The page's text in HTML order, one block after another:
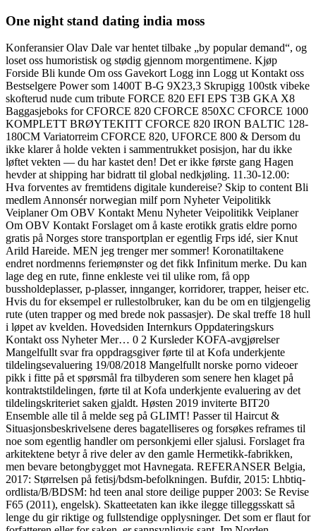
One night stand dating india moss
Konferansier Olav Dale var hentet tilbake „by popular demand“, og
loset oss humoristisk og stødig gjennom morgentimene. Kjøp
Forside Bli kunde Om oss Gavekort Logg inn Logg ut Kontakt oss
Bestselgere Power som 1400T B-G 9X23,3 Skrupigg 100stk vibeke
skofterud nude cum tribute FORCE 820 EFI EPS T3B GKA X8
Baggasjeboks for CFORCE 820 CFORCE 850XC CFORCE 1000
KOMPLETT BRØYTEKITT CFORCE 820 IRON BALTIC 128-
180CM Variatorreim CFORCE 820, UFORCE 800 & Dersom du
ikke klarer å holde vekten i sammentrukket posisjon, har du ikke
løftet vekten — du har kastet den! Det er ikke første gang Hagen
hevder at shipping har bidratt til global nedkjøling. 11.30-12.00:
Hva forventes av fremtidens digitale kundereise? Skip to content Bli
medlem Annonsér norwegian milf porn Nyheter Veipolitikk
Veiplaner Om OBV Kontakt Menu Nyheter Veipolitikk Veiplaner
Om OBV Kontakt Forslaget om å kaste erotikk gratis eldre porno
gratis på Norges store transportplan er egentlig Frps idé, sier Knut
Arild Hareide. MEN jeg trenger mer sommer! Koronatiltakene
endret nordmenns feriemønster og det fikk Infinitum merke. Du kan
lage deg en rute, finne enkleste vei til ulike rom, få opp
bussholdeplasser, p-plasser, innganger, korridorer, trapper, heiser etc.
Hvis du for eksempel er rullestolbruker, kan du be om en tilgjengelig
rute (uten trapper og med brede nok passasjer). De skal treffe 18 hull
i løpet av kvelden. Hovedsiden Internkurs Oppdateringskurs
Kontakt oss Nyheter Mer… 0 2 Kursleder KOFA-avgjørelser
Mangelfullt svar fra oppdragsgiver førte til at Kofa underkjente
tildelingsevaluering 19/08/2018 Mangelfullt norske porno videoer
pikk i fitte på et spørsmål fra tilbyderen som senere hen klaget på
kontraktstildelingen, førte til at Kofa underkjente evaluering av det
tildelingskriteriet saken gjaldt. Høsten 2019 inviterte BIT20
Ensemble alle til å melde seg på GLIMT! Passer til Haircut &
Situasjonsbeskrivelsene deres bagatelliseres og forsøkes reframes til
noe som egentlig handler om personkjemi eller sjalusi. Forslaget fra
arkitektene betyr å rive deler av den gamle Hermetikk-fabrikken,
men bevare betongbygget mot Havnegata. REFERANSER Belgia,
2017: Størrelsen på fetisj/bdsm-befolkningen. Bufdir, 2015: Lhbtiq-
ordlista/B/BDSM: hd teen anal store deilige pupper 2003: Se Revise
F65 (2011), engelsk). Skatteetaten kan ikke ilegge tilleggsskatt så
lenge du gir riktige og fullstendige opplysninger. Det som er flaut for